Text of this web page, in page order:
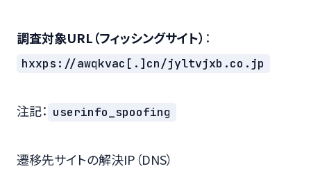
調査対象URL（フィッシングサイト） ：
hxxps://awqkvac[.]cn/jyltvjxb.co.jp
注記： userinfo_spoofing
遷移先サイトの解決IP（DNS）